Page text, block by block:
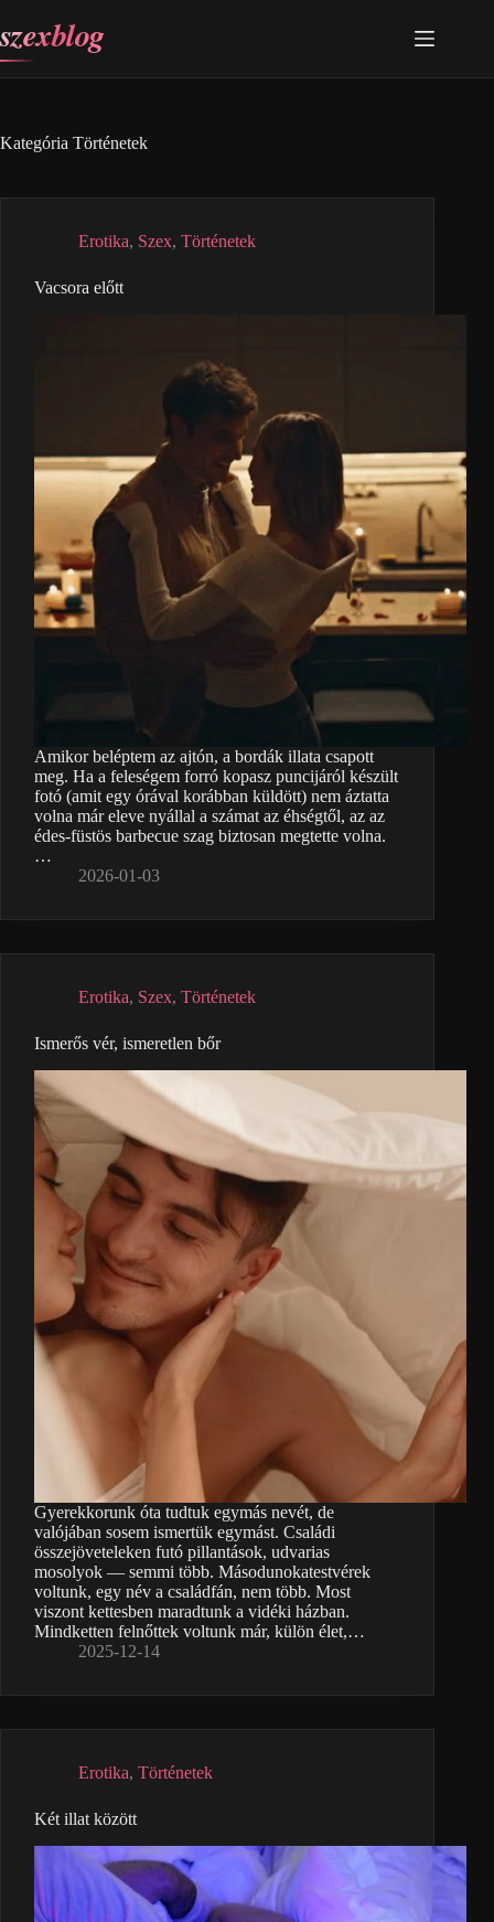
to
content
szexblog
Kategória Történetek
Erotika, Szex, Történetek
Vacsora előtt
Amikor beléptem az ajtón, a bordák illata csapott
meg. Ha a feleségem forró kopasz puncijáról készült
fotó (amit egy órával korábban küldött) nem áztatta
volna már eleve nyállal a számat az éhségtől, az az
édes-füstös barbecue szag biztosan megtette volna.
…
2026-01-03
Erotika, Szex, Történetek
Ismerős vér, ismeretlen bőr
Gyerekkorunk óta tudtuk egymás nevét, de
valójában sosem ismertük egymást. Családi
összejöveteleken futó pillantások, udvarias
mosolyok — semmi több. Másodunokatestvérek
voltunk, egy név a családfán, nem több. Most
viszont kettesben maradtunk a vidéki házban.
Mindketten felnőttek voltunk már, külön élet,…
2025-12-14
Erotika, Történetek
Két illat között